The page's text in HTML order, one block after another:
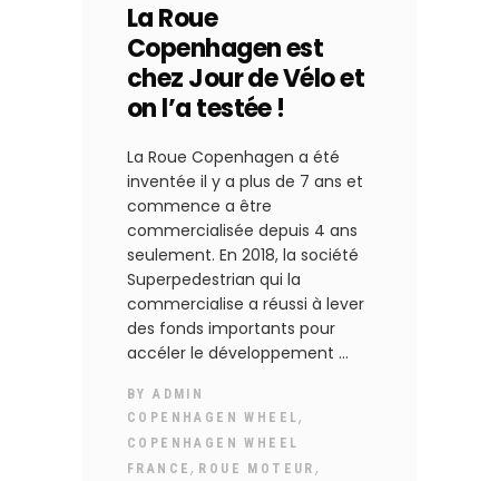
La Roue
Copenhagen est
chez Jour de Vélo et
on l’a testée !
La Roue Copenhagen a été
inventée il y a plus de 7 ans et
commence a être
commercialisée depuis 4 ans
seulement. En 2018, la société
Superpedestrian qui la
commercialise a réussi à lever
des fonds importants pour
accéler le développement
BYADMIN
COPENHAGEN WHEEL,
COPENHAGEN WHEEL
FRANCE, ROUE MOTEUR ,